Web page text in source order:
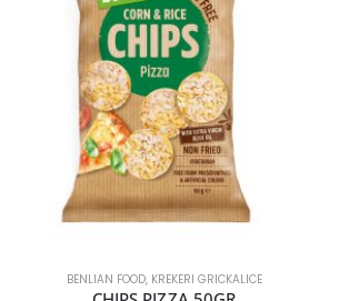
BENLIAN FOOD, KREKERI GRICKALICE